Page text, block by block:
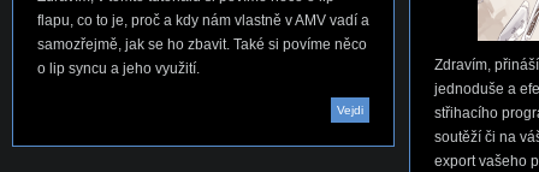
flapu, co to je, proč a kdy nám vlastně v AMV vadí a
samozřejmě, jak se ho zbavit. Také si povíme něco
o lip syncu a jeho využití.
Vejdi
Zdravím,
jednoduše a
střihacího
soutěží či na
export vašeho